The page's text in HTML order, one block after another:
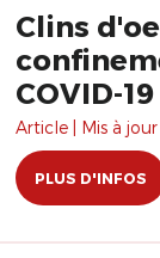
Clins
COVID-19
Article | Mis à
PLUS D'INFOS